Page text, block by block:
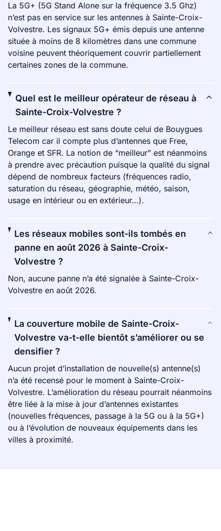
La 5G+ (5G Stand Alone sur la fréquence 3.5 Ghz)
n’est pas en service sur les antennes à Sainte-Croix-
Volvestre. Les signaux 5G+ émis depuis une antenne
située à moins de 8 kilomètres dans une commune
voisine peuvent théoriquement couvrir partiellement
certaines zones de la commune.
Quel est le meilleur opérateur de réseau à
Sainte-Croix-Volvestre ?
Le meilleur réseau est sans doute celui de Bouygues
Telecom car il compte plus d’antennes que Free,
Orange et SFR. La notion de “meilleur” est néanmoins
à prendre avec précaution puisque la qualité du signal
dépend de nombreux facteurs (fréquences radio,
saturation du réseau, géographie, météo, saison,
usage en intérieur ou en extérieur…).
Les réseaux mobiles sont-ils tombés en
panne en août 2026 à Sainte-Croix-
Volvestre ?
Non, aucune panne n’a été signalée à Sainte-Croix-
Volvestre en août 2026.
La couverture mobile de Sainte-Croix-
Volvestre va-t-elle bientôt s’améliorer ou se
densifier ?
Aucun projet d’installation de nouvelle(s) antenne(s)
n’a été recensé pour le moment à Sainte-Croix-
Volvestre. L’amélioration du réseau pourrait néanmoins
être liée à la mise à jour d’antennes existantes
(nouvelles fréquences, passage à la 5G ou à la 5G+)
ou à l’évolution de nouveaux équipements dans les
villes à proximité.